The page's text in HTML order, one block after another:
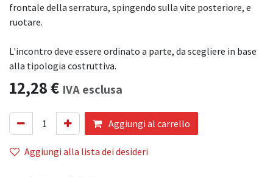
frontale della serratura, spingendo sulla vite posteriore, e
ruotare.
L'incontro deve essere ordinato a parte, da scegliere in base
alla tipologia costruttiva.
12,28€ IVA esclusa
Aggiungi al carrello
Aggiungi alla lista dei desideri